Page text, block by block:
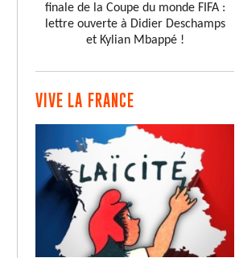
finale de la Coupe du monde FIFA :
lettre ouverte à Didier Deschamps
et Kylian Mbappé !
VIVE LA FRANCE